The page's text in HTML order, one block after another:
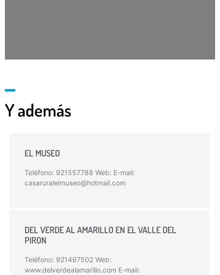
Y además
EL MUSEO
Teléfono: 921557788 Web: E-mail:
casaruralelmuseo@hotmail.com
DEL VERDE AL AMARILLO EN EL VALLE DEL
PIRON
Teléfono: 921497502 Web:
www.delverdealamarillo.com E-mail: